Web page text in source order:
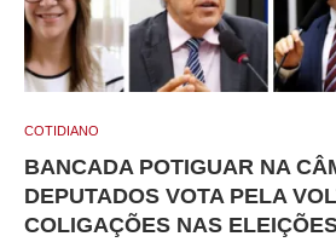
COTIDIANO
BANCADA POTIGUAR NA
DEPUTADOS VOTA PELA
COLIGAÇÕES NAS